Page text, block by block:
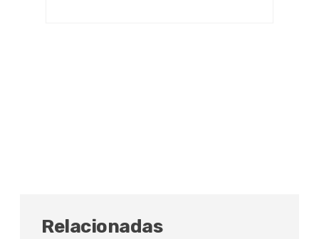
Relacionadas